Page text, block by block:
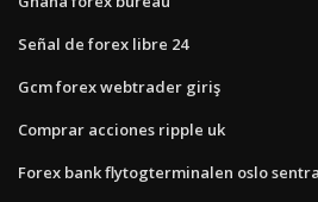
Señal de forex libre 24
Gcm forex webtrader giriş
Comprar acciones ripple uk
Forex bank flytogterminalen oslo